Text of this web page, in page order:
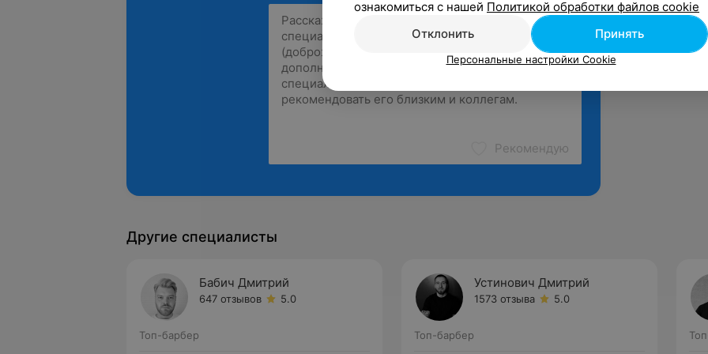
Рекомендую
Другие специалисты
Бабич Дмитрий
647 отзывов 5.0
Топ-барбер
Устинович Дмитрий
1573 отзыва 5.0
Топ-барбер
ознакомиться с нашей Политикой обработки файлов cookie
Отклонить
Принять
Персональные настройки Cookie